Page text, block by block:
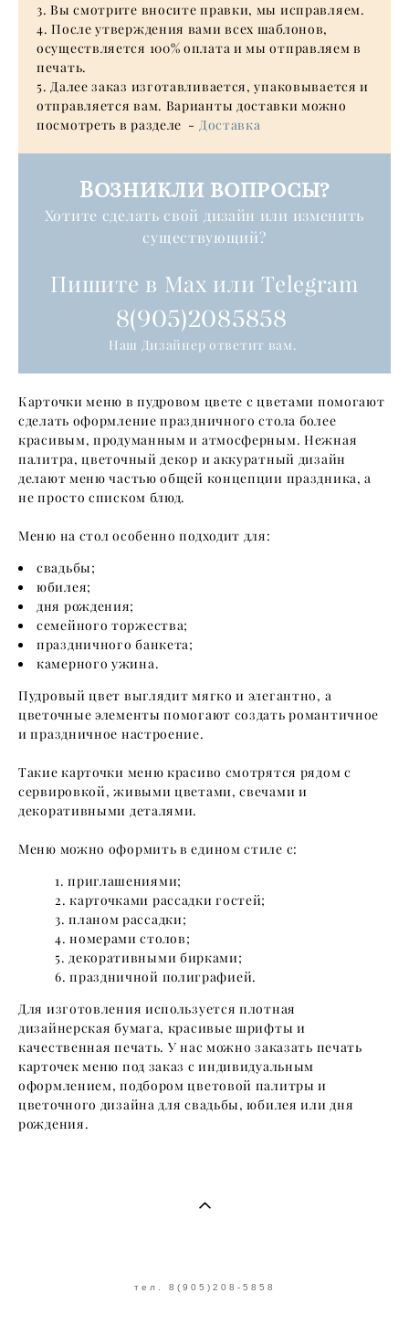
3. Вы смотрите вносите правки, мы исправляем.
4. После утверждения вами всех шаблонов,
осуществляется 100% оплата и мы отправляем в
печать.
5. Далее заказ изготавливается, упаковывается и
отправляется вам. Варианты доставки можно
посмотреть в разделе - Доставка
Возникли вопросы?
Хотите сделать свой дизайн или изменить
существующий?
Пишите в Max или Telegram
8(905)2085858
Наш Дизайнер ответит вам.
Карточки меню в пудровом цвете с цветами помогают
сделать оформление праздничного стола более
красивым, продуманным и атмосферным. Нежная
палитра, цветочный декор и аккуратный дизайн
делают меню частью общей концепции праздника, а
не просто списком блюд.
Меню на стол особенно подходит для:
свадьбы;
юбилея;
дня рождения;
семейного торжества;
праздничного банкета;
камерного ужина.
Пудровый цвет выглядит мягко и элегантно, а
цветочные элементы помогают создать романтичное
и праздничное настроение.
Такие карточки меню красиво смотрятся рядом с
сервировкой, живыми цветами, свечами и
декоративными деталями.
Меню можно оформить в едином стиле с:
приглашениями;
карточками рассадки гостей;
планом рассадки;
номерами столов;
декоративными бирками;
праздничной полиграфией.
Для изготовления используется плотная
дизайнерская бумага, красивые шрифты и
качественная печать. У нас можно заказать печать
карточек меню под заказ с индивидуальным
оформлением, подбором цветовой палитры и
цветочного дизайна для свадьбы, юбилея или дня
рождения.
тел. 8(905)208-5858